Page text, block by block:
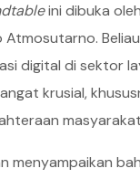
ini dibuka
Atmosutarno.
digital di sektor
krusial,
menyampaikan